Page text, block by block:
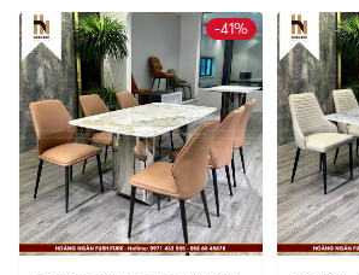
-41%